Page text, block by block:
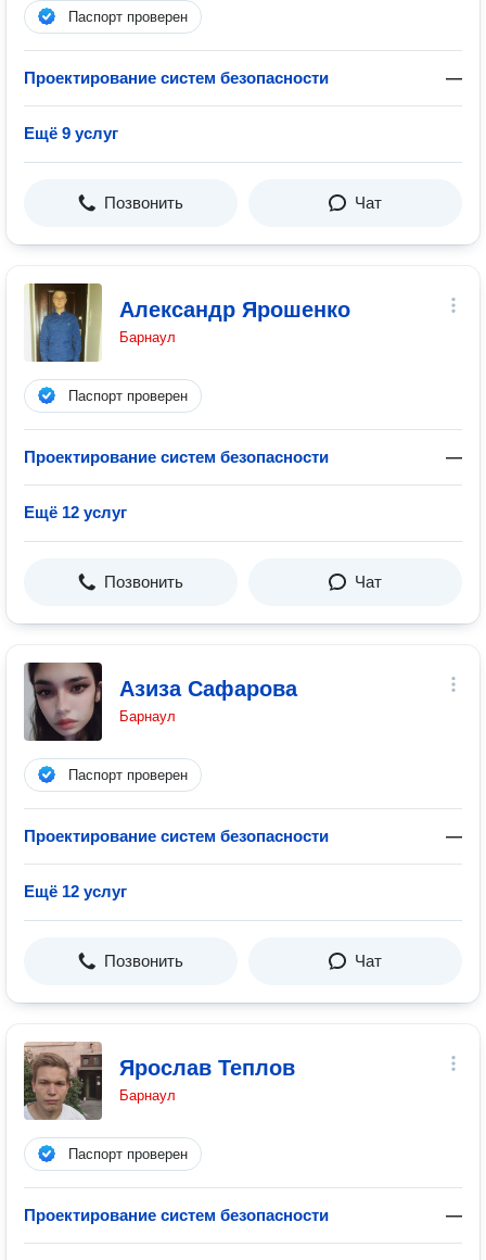
Паспорт проверен
Проектирование систем безопасности —
Ещё 9 услуг
Позвонить Чат
Александр Ярошенко
Барнаул
Паспорт проверен
Проектирование систем безопасности —
Ещё 12 услуг
Позвонить Чат
Азиза Сафарова
Барнаул
Паспорт проверен
Проектирование систем безопасности —
Ещё 12 услуг
Позвонить Чат
Ярослав Теплов
Барнаул
Паспорт проверен
Проектирование систем безопасности —